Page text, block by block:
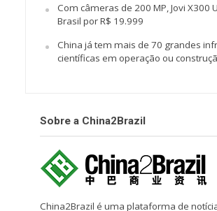
Com câmeras de 200 MP, Jovi X300
Brasil por R$ 19.999
China já tem mais de 70 grandes
científicas em operação ou
Sobre a China2Brazil
China2Brazil é uma plataforma de